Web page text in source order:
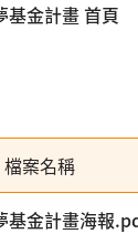
基金計畫 首頁
檔案名稱
基金計畫海報